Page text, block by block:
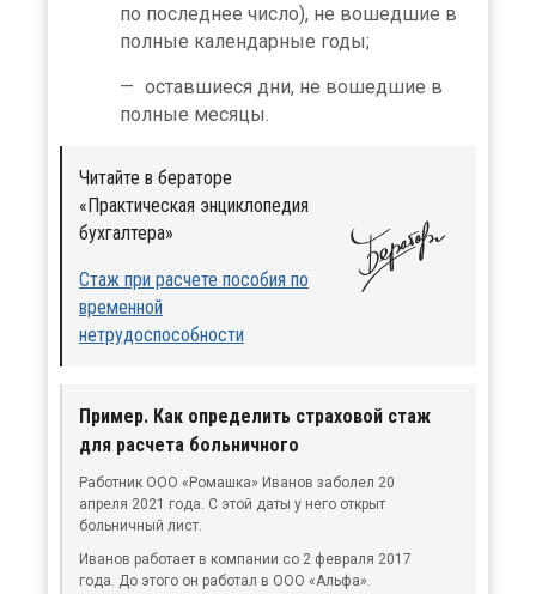
по последнее число), не вошедшие в
полные календарные годы;
оставшиеся дни, не вошедшие в
полные месяцы.
Читайте в бераторе
«Практическая энциклопедия
бухгалтера»
Стаж при расчете пособия по
временной
нетрудоспособности
Пример. Как определить страховой стаж
для расчета больничного
Работник ООО «Ромашка» Иванов заболел 20
апреля 2021 года. С этой даты у него открыт
больничный лист.
Иванов работает в компании со 2 февраля 2017
года. До этого он работал в ООО «Альфа».